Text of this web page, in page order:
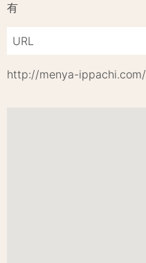
有
URL
http://menya-ippachi.com/